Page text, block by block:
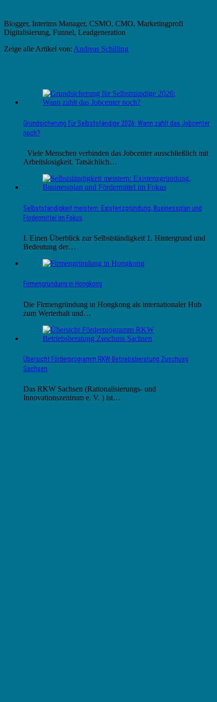
Blogger, Interims Manager, CSMO, CMO, Marketingprofi
Digitalisierung, Funnel, Leadgeneration
Zeige alle Artikel von: Andreas Schilling
Grundsicherung für Selbstständige 2026: Wann zahlt das Jobcenter
noch?
Viele Menschen verbinden das Jobcenter ausschließlich mit
Arbeitslosigkeit. Tatsächlich…
Selbstständigkeit meistern: Existenzgründung, Businessplan und
Fördermittel im Fokus
I. Einen Überblick zur Selbstständigkeit 1. Hintergrund und
Bedeutung der…
Firmengründung in Hongkong
Die Firmengründung in Hongkong als internationaler Hub
zum Werterhalt und…
Übersicht Förderprogramm RKW Betriebsberatung Zuschuss
Sachsen
Das RKW Sachsen (Rationalisierungs- und
Innovationszentrum e. V. ) ist…